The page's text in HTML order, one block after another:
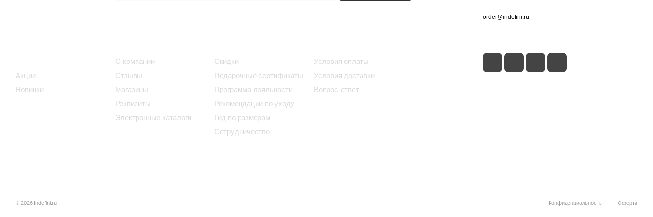
Акции
Новинки
О компании
Отзывы
Магазины
Реквизиты
Электронные каталоги
Скидки
Подарочные сертификаты
Программа лояльности
Рекомендации по уходу
Гид по размерам
Сотрудничество
Условия оплаты
Условия доставки
Вопрос-ответ
order@indefini.ru
© 2026 Indefini.ru Конфиденциальность Оферта